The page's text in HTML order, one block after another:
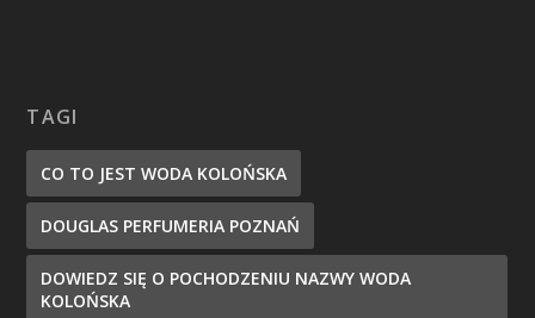
TAGI
CO TO JEST WODA KOLOŃSKA
DOUGLAS PERFUMERIA POZNAŃ
DOWIEDZ SIĘ O POCHODZENIU NAZWY WODA
KOLOŃSKA